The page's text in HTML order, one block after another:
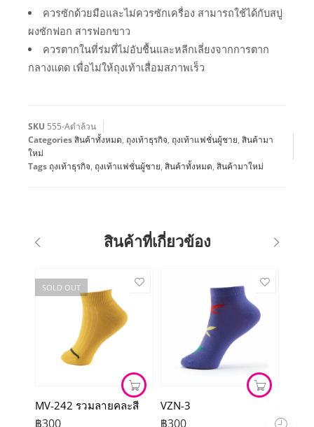
ควรซักด้วยมือและไม่ควรซักเครื่อง สามารถใช้ได้กับสบู่
ผงซักฟอก สารฟอกขาว
ควรตากในที่ร่มที่ไม่อับชื้นและหลีกเลี่ยงจากการตาก
กลางแดด เพื่อไม่ให้ถุงเท้าเสื่อมสภาพเร็ว
SKU 555-Aดำล้วน
Categoriesสินค้าทั้งหมด, ถุงเท้าธุรกิจ, ถุงเท้าแฟชั่นผู้ชาย, สินค้ามา
ใหม่
Tags ถุงเท้าธุรกิจ, ถุงเท้าแฟชั่นผู้ชาย, สินค้าทั้งหมด, สินค้ามาใหม่
สินค้าที่เกี่ยวข้อง
SOLD OUT
MV-242 รวมลายคละสี
฿300
VZN-3
฿300